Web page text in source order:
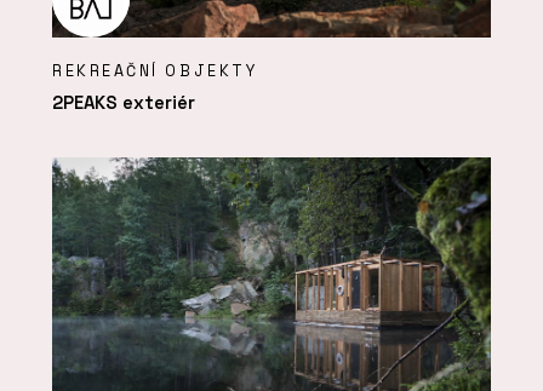
REKREAČNÍ OBJEKTY
2PEAKS exteriér